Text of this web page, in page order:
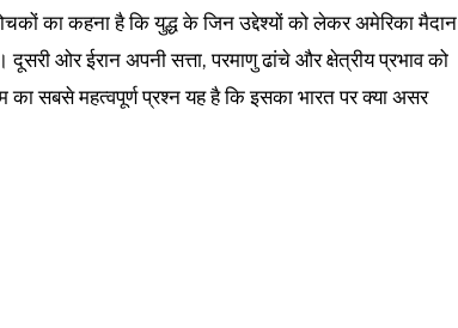
का कहना है कि युद्ध के जिन उद्देश्यों को लेकर अमेरिका मैदान
ओर ईरान अपनी सत्ता, परमाणु ढांचे और क्षेत्रीय प्रभाव को
सबसे महत्वपूर्ण प्रश्न यह है कि इसका भारत पर क्या असर